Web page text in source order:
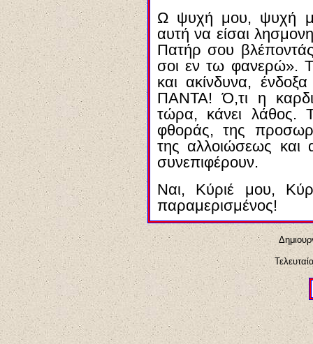
Ω ψυχή μου, ψυχή
αυτή να είσαι
Πατήρ σου
σοι εν τω φανερώ».
και ακίνδυνα,
ΠΑΝΤΑ! Ό,τι η
τώρα, κάνει λάθος.
φθοράς, της
της αλλοιώσεως
συνεπιφέρουν.
Ναι, Κύριέ μου,
παραμερισμένος!